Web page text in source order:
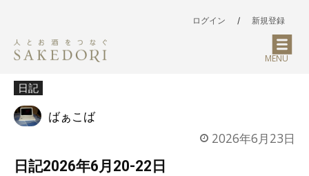
ログイン / 新規登録
MENU
日記
ばぁこば
2026年6月23日
日記2026年6月20-22日